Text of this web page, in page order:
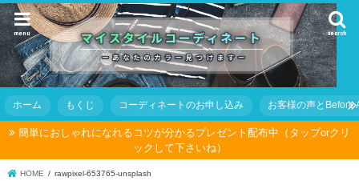
search
menu
ホーム もくじ コーディネートのお申し込み お客様の声とBefore
簡単におしゃれになれるコツが分かるプレゼント配布中（タップorクリ
ックして下さいね）
HOME rawpixel-653765-unsplash